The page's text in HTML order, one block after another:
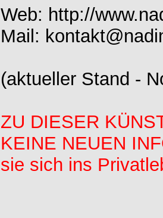
Web: http://
Mail:
(aktueller Stand -
ZU DIESER
KEINE NEUEN
sie sich ins